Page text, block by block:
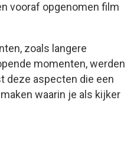
vooraf opgenomen film
zoals langere
momenten, werden
deze aspecten die een
waarin je als kijker